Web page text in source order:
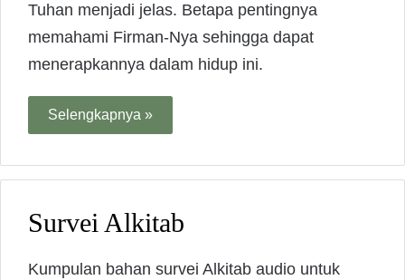
Tuhan menjadi jelas. Betapa pentingnya
memahami Firman-Nya sehingga dapat
menerapkannya dalam hidup ini.
Selengkapnya »
Survei Alkitab
Kumpulan bahan survei Alkitab audio untuk